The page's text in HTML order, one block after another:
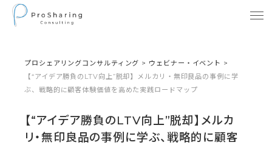
プロシェアリングコンサルティング > ウェビナー・イベント >
【“アイデア勝負のLTV向上”脱却】メルカリ・無印良品の事例に学
ぶ、戦略的に顧客体験価値を高めた実践ロードマップ
【“アイデア勝負のLTV向上”脱却】メルカ
リ・無印良品の事例に学ぶ、戦略的に顧客